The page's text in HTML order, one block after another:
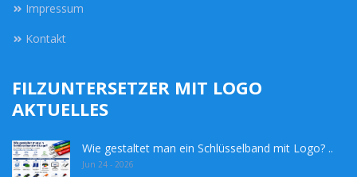
Impressum
Kontakt
FILZUNTERSETZER MIT LOGO
AKTUELLES
Wie gestaltet man ein Schlüsselband mit Logo? ..
Jun 24 - 2026